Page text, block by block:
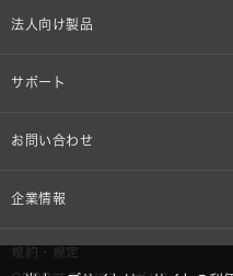
オンラインストア限定
法人向け製品
設備音響機器
サポート
個人向け製品サポート
お問い合わせ
その他、メディア 取材関連等のお問
企業情報
株式会社オーディオテクニカ
規約・規定